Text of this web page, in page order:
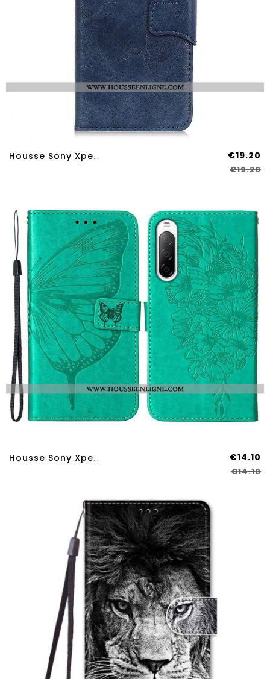
Housse Sony Xperia 10 IV Cuir Fendu Fermoir Vintage €19.20
€19.20
Housse Sony Xperia 10 IV Papillon Avec Lanière €14.10
€14.10